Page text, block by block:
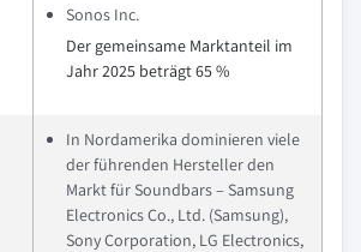
Sonos Inc.
Der gemeinsame Marktanteil im
Jahr 2025 beträgt 65 %
In Nordamerika dominieren viele
der führenden Hersteller den
Markt für Soundbars – Samsung
Electronics Co., Ltd. (Samsung),
Sony Corporation, LG Electronics,